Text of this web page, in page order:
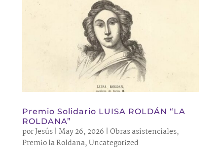
Premio Solidario LUISA ROLDÁN “LA
ROLDANA”
porJesús| May 26, 2026 | Obras asistenciales,
Premio la Roldana,Uncategorized